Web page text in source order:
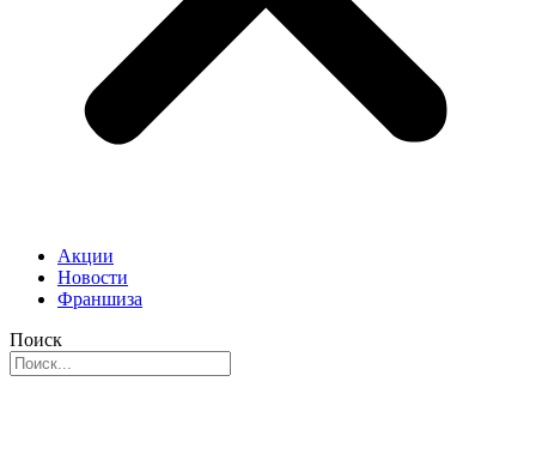
Акции
Новости
Франшиза
Поиск